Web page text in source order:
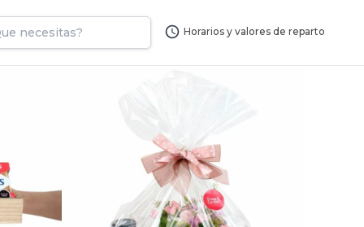
Horarios y valores de reparto